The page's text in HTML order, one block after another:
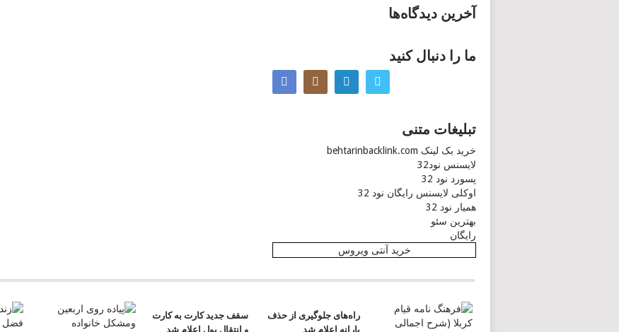
آخرین دیدگاه‌ها
ما را دنبال کنید
تبلیغات متنی
خرید بک لینک behtarinbacklink.com
لایسنس نود32
پسورد نود 32
اوکلی لایسنس رایگان نود 32
همیار نود 32
بهترین سئو
رایگان
خرید آنتی ویروس
سقف جدید کارت به کارت
و انتقال پول اعلام شد
راه‌های جلوگیری از حذف
یارانه اعلام شد